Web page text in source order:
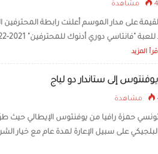
على مدار الموسم أعلنت رابطة المحترفين
المزيد
إلى ستاندار دو لياج
حمزة رافيا من يوفنتوس الإيطالي حيث
البلجيكي على سبيل الإعارة لمدة عام مع خيار